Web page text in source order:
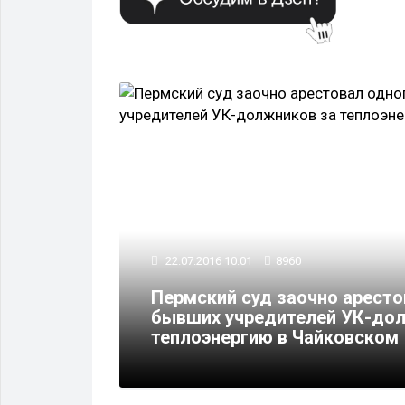
22.07.2016 10:01 8960
Пермский суд заочно
бывших учредителей УК-
теплоэнергию в Чайковском